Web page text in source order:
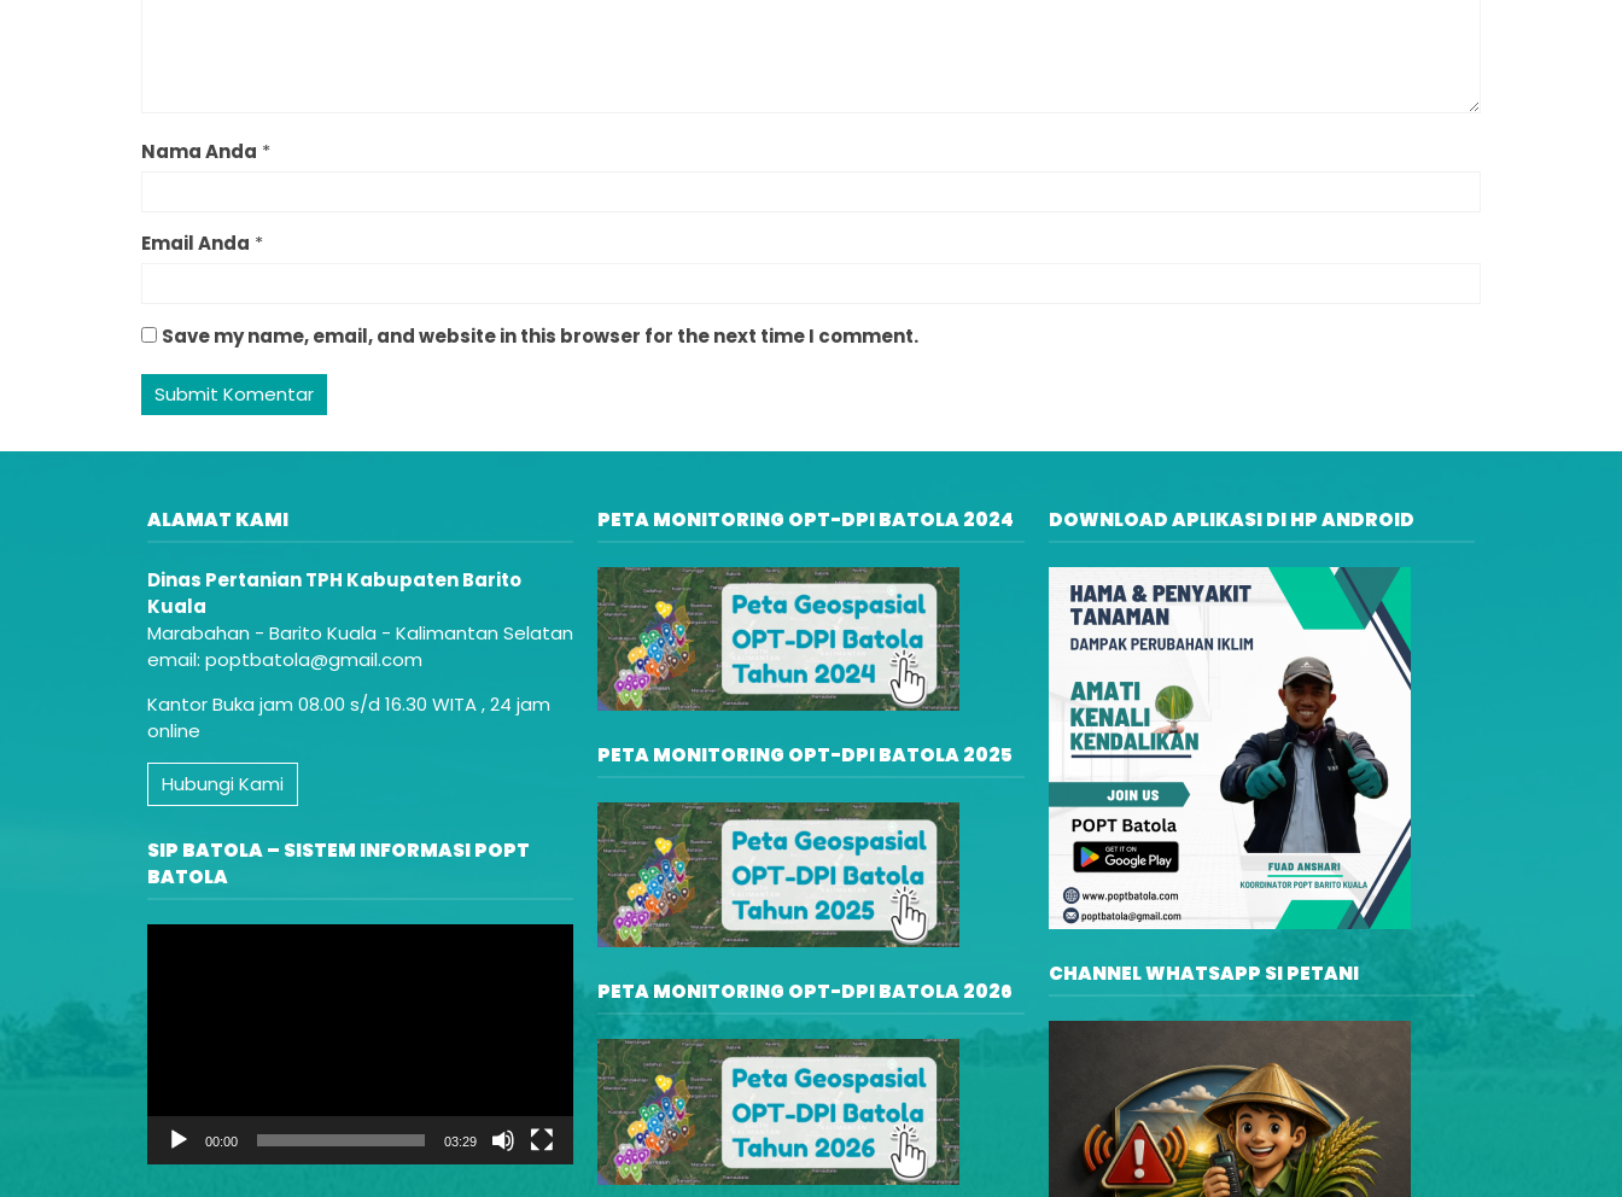
Nama Anda *
Email Anda *
Save my name, email, and website in this browser for the next time I comment.
ALAMAT KAMI
Dinas Pertanian TPH Kabupaten Barito
Kuala
Marabahan - Barito Kuala - Kalimantan Selatan
email: poptbatola@gmail.com
Kantor Buka jam 08.00 s/d 16.30 WITA , 24 jam
online
Hubungi Kami
SIP BATOLA – SISTEM INFORMASI POPT
BATOLA
00:00 03:29
PETA MONITORING OPT-DPI BATOLA 2024
PETA MONITORING OPT-DPI BATOLA 2025
PETA MONITORING OPT-DPI BATOLA 2026
DOWNLOAD APLIKASI DI HP ANDROID
CHANNEL WHATSAPP SI PETANI